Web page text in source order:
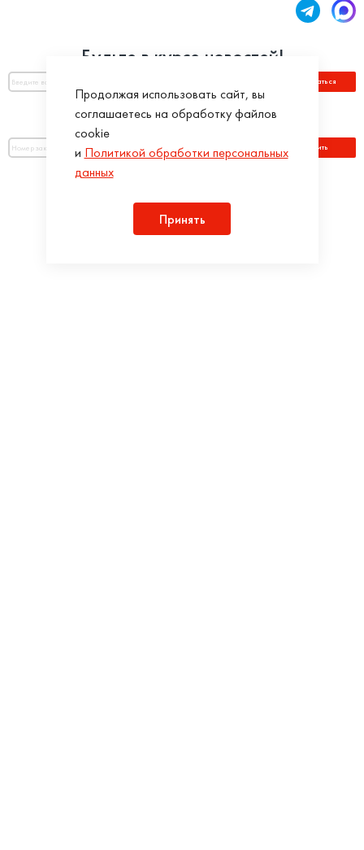
Будьте в курсе новостей!
Подписаться
Оплатить по номеру заказа:
Оплатить
Продолжая использовать сайт, вы
соглашаетесь на обработку файлов
cookie
и Политикой обработки персональных
данных
Принять